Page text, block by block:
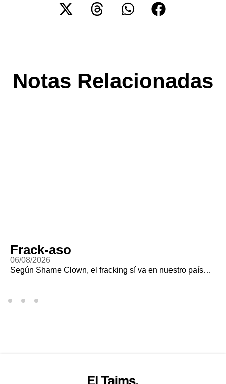
Notas Relacionadas
Frack-aso
06/08/2026
Según Shame Clown, el fracking sí va en nuestro país…